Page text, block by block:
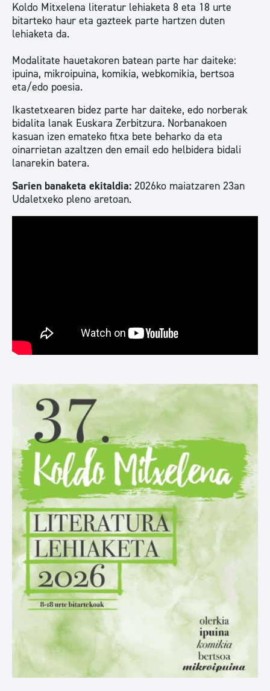
Koldo Mitxelena literatur lehiaketa 8 eta 18 urte
bitarteko haur eta gazteek parte hartzen duten
lehiaketa da.
Modalitate hauetakoren batean parte har daiteke:
ipuina, mikroipuina, komikia, webkomikia, bertsoa
eta/edo poesia.
Ikastetxearen bidez parte har daiteke, edo norberak
bidalita lanak Euskara Zerbitzura. Norbanakoen
kasuan izen emateko fitxa bete beharko da eta
oinarrietan azaltzen den email edo helbidera bidali
lanarekin batera.
Sarien banaketa ekitaldia: 2026ko maiatzaren 23an
Udaletxeko pleno aretoan.